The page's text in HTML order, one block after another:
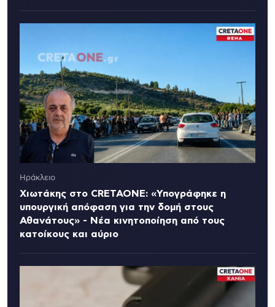
Ηράκλειο
Χιωτάκης στο CRETAONE: «Υπογράφηκε η
υπουργική απόφαση για την δομή στους
Αθανάτους» - Νέα κινητοποίηση από τους
κατοίκους και αύριο